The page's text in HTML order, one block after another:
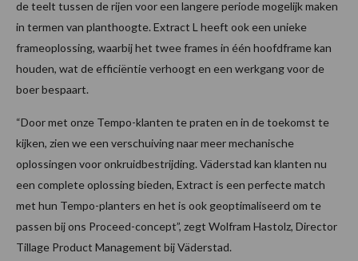
de teelt tussen de rijen voor een langere periode mogelijk maken
in termen van planthoogte. Extract L heeft ook een unieke
frameoplossing, waarbij het twee frames in één hoofdframe kan
houden, wat de efficiëntie verhoogt en een werkgang voor de
boer bespaart.
“Door met onze Tempo-klanten te praten en in de toekomst te
kijken, zien we een verschuiving naar meer mechanische
oplossingen voor onkruidbestrijding. Väderstad kan klanten nu
een complete oplossing bieden, Extract is een perfecte match
met hun Tempo-planters en het is ook geoptimaliseerd om te
passen bij ons Proceed-concept”, zegt Wolfram Hastolz, Director
Tillage Product Management bij Väderstad.